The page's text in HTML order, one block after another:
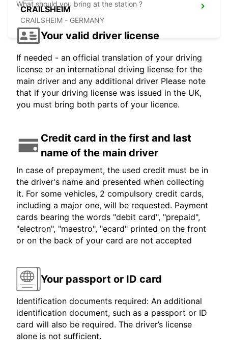
CRAILSHEIM
CRAILSHEIM - GERMANY
What should you bring at the station ?
Your valid driver license
If needed - an official translation of your driving
license or an international driving license for the
main driver and any additional driver Please note
that if your driving license was issued in the UK,
you must bring both parts of your licence.
Credit card in the first and last
name of the main driver
In case of prepayment, the used credit must be in
the driver's name and presented when collecting
it. For some vehicles, 2 compulsory credit cards,
including a major one, will be requested. Payment
cards bearing the words "debit card", "prepaid",
"electron", "maestro", "ecard" printed on the front
or on the back of your card are not accepted
Your passport or ID card
Identification documents required: An additional
identification document, such as a passport or ID
card will also be required. The driver’s license
alone is not sufficient.